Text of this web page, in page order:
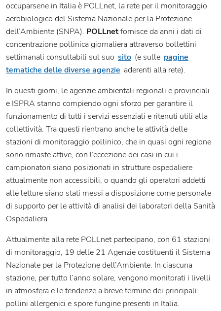
occuparsene in Italia è POLLnet, la rete per il monitoraggio
aerobiologico del Sistema Nazionale per la Protezione
dell’Ambiente (SNPA). POLLnetfornisce da anni i dati di
concentrazione pollinica giornaliera attraverso bollettini
settimanali consultabili sul suo sito (e sulle pagine
tematiche delle diverse agenzie aderenti alla rete).
In questi giorni, le agenzie ambientali regionali e provinciali
e ISPRA stanno compiendo ogni sforzo per garantire il
funzionamento di tutti i servizi essenziali e ritenuti utili alla
collettività. Tra questi rientrano anche le attività delle
stazioni di monitoraggio pollinico, che in quasi ogni regione
sono rimaste attive, con l’eccezione dei casi in cui i
campionatori siano posizionati in strutture ospedaliere
attualmente non accessibili, o quando gli operatori addetti
alle letture siano stati messi a disposizione come personale
di supporto per le attività di analisi dei laboratori della Sanità
Ospedaliera.
Attualmente alla rete POLLnet partecipano, con 61 stazioni
di monitoraggio, 19 delle 21 Agenzie costituenti il Sistema
Nazionale per la Protezione dell’Ambiente. In ciascuna
stazione, per tutto l’anno solare, vengono monitorati i livelli
in atmosfera e le tendenze a breve termine dei principali
pollini allergenici e spore fungine presenti in Italia.